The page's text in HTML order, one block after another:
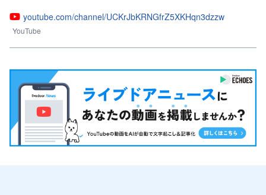
youtube.com/channel/UCKrJbKRNGfrZ5XKHqn3dzzw
YouTube